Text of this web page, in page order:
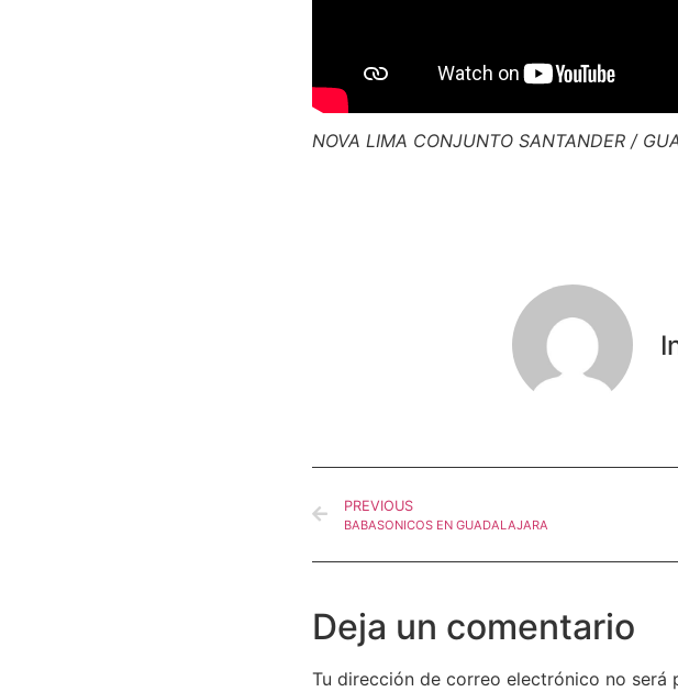
NOVA LIMA CONJUNTO SANTANDER /
PREVIOUS
BABASONICOS EN GUADALAJARA
Deja un comentario
Tu dirección de correo electrónico no será